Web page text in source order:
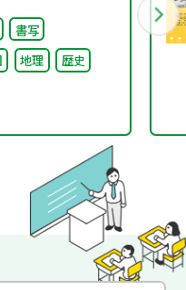
今後への期待
書写
地理 歴史